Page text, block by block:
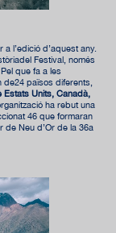
l’edició d’aquest any.
Festival, només
que fa a les
països diferents,
Estats Units, Canadà,
ha rebut una
46 que formaran
de Neu d’Or de la 36a